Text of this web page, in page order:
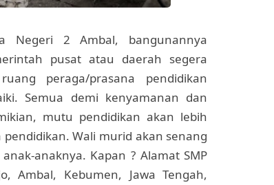
Negeri 2 Ambal, bangunannya
pusat atau daerah segera
peraga/prasana pendidikan
Semua demi kenyamanan dan
mutu pendidikan akan lebih
Wali murid akan senang
anaknya. Kapan ? Alamat SMP
Ambal, Kebumen, Jawa Tengah,